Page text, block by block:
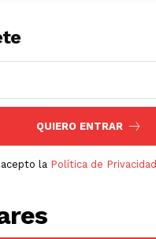
QUIERO ENTRAR
la Política de Privacidad